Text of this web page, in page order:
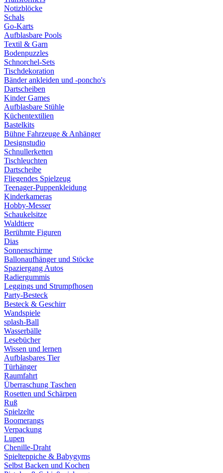
Notizblöcke
Schals
Go-Karts
Aufblasbare Pools
Textil & Garn
Bodenpuzzles
Schnorchel-Sets
Tischdekoration
Bänder ankleiden und -poncho's
Dartscheiben
Kinder Games
Aufblasbare Stühle
Küchentextilien
Bastelkits
Bühne Fahrzeuge & Anhänger
Designstudio
Schnullerketten
Tischleuchten
Dartscheibe
Fliegendes Spielzeug
Teenager-Puppenkleidung
Kinderkameras
Hobby-Messer
Schaukelsitze
Waldtiere
Berühmte Figuren
Dias
Sonnenschirme
Ballonaufhänger und Stöcke
Spaziergang Autos
Radiergummis
Leggings und Strumpfhosen
Party-Besteck
Besteck & Geschirr
Wandspiele
splash-Ball
Wasserbälle
Lesebücher
Wissen und lernen
Aufblasbares Tier
Türhänger
Raumfahrt
Überraschung Taschen
Rosetten und Schärpen
Ruß
Spielzelte
Boomerangs
Verpackung
Lupen
Chenille-Draht
Spielteppiche & Babygyms
Selbst Backen und Kochen